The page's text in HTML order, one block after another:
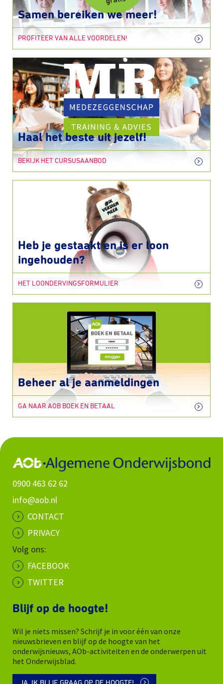
Samen bereiken we meer!
PROFITEER VAN ALLE VOORDELEN!
Haal het beste uit jezelf!
BEKIJK HET CURSUSAANBOD
Heb je gestaakt en is er loon
ingehouden?
HET LOONDERVINGSFORMULIER
Beheer al je aanmeldingen
GA NAAR AOB BOEK EN BETAAL
0900 463 62 62
info@aob.nl
CONTACT
PRIVACY
Volg ons:
FACEBOOK
TWITTER
Blijf op de hoogte!
Wil je niets missen? Schrijf je in voor één van onze
nieuwsbrieven en blijf op de hoogte van het
onderwijsnieuws, AOb-activiteiten en de onderwerpen uit
het Onderwijsblad.